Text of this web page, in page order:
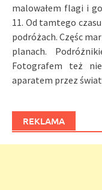
malowałem flagi i
11. Od tamtego
podróżach. Częśc
planach.
Fotografem też
aparatem przez
REKLAMA